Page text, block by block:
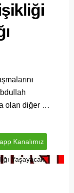
olan diğer …
Kanalımız